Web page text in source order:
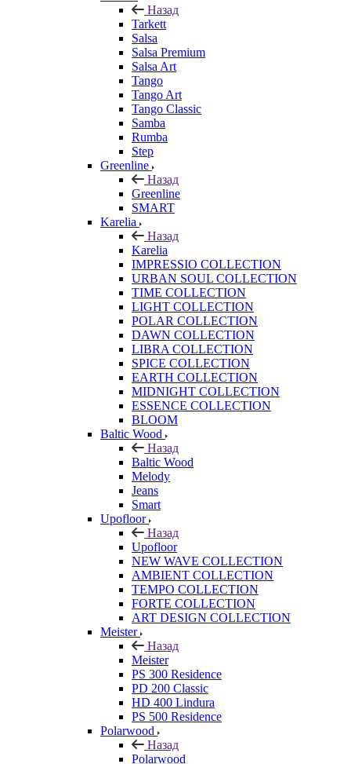
Назад
Tarkett
Salsa
Salsa Premium
Salsa Art
Tango
Tango Art
Tango Classic
Samba
Rumba
Step
Greenline
Назад
Greenline
SMART
Karelia
Назад
Karelia
IMPRESSIO COLLECTION
URBAN SOUL COLLECTION
TIME COLLECTION
LIGHT COLLECTION
POLAR COLLECTION
DAWN COLLECTION
LIBRA COLLECTION
SPICE COLLECTION
EARTH COLLECTION
MIDNIGHT COLLECTION
ESSENCE COLLECTION
BLOOM
Baltic Wood
Назад
Baltic Wood
Melody
Jeans
Smart
Upofloor
Назад
Upofloor
NEW WAVE COLLECTION
AMBIENT COLLECTION
TEMPO COLLECTION
FORTE COLLECTION
ART DESIGN COLLECTION
Meister
Назад
Meister
PS 300 Residence
PD 200 Classic
HD 400 Lindura
PS 500 Residence
Polarwood
Назад
Polarwood